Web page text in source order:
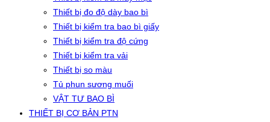
Thiết bị đo độ dày bao bì
Thiết bị kiểm tra bao bì giấy
Thiết bị kiểm tra độ cứng
Thiết bị kiểm tra vải
Thiết bị so màu
Tủ phun sương muối
VẬT TƯ BAO BÌ
THIẾT BỊ CƠ BẢN PTN